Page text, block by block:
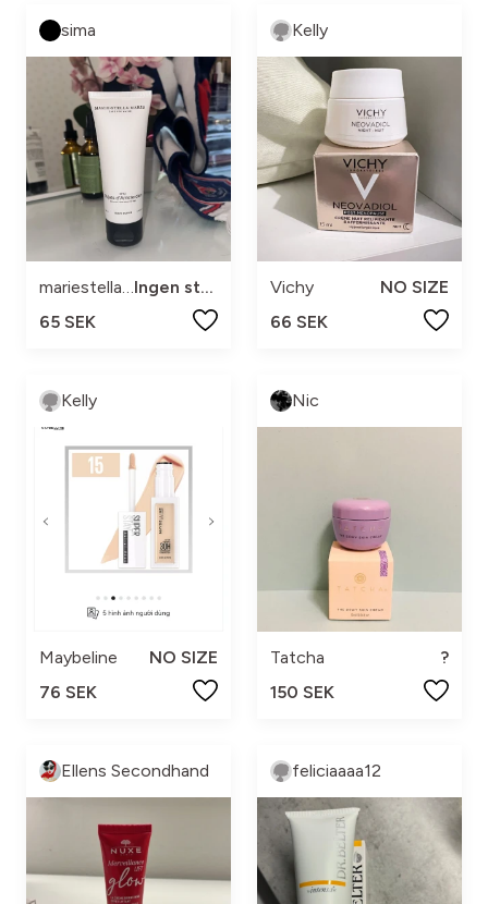
sima
mariestellamaris
Ingen storlek
65 SEK
Kelly
Vichy
NO SIZE
66 SEK
Kelly
Maybeline
NO SIZE
76 SEK
Nic
Tatcha
?
150 SEK
Ellens Secondhand feliciaaaa12